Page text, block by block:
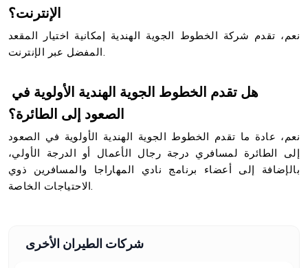
الإنترنت؟
نعم، تقدم شركة الخطوط الجوية الهندية إمكانية اختيار المقعد
الصعود إلى الطائرة؟
نعم، عادة ما تقدم الخطوط الجوية الهندية الأولوية في الصعود
إلى الطائرة لمسافري درجة رجال الأعمال أو الدرجة الأولي،
بالإضافة إلى أعضاء برنامج نادي المهاراجا والمسافرين ذوي
شركات الطيران الأخرى